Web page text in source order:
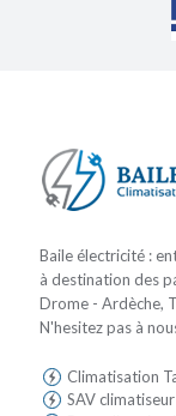
Baile électricité :
à destination des
Drome - Ardèche,
N'hesitez pas à
Climatisation
SAV